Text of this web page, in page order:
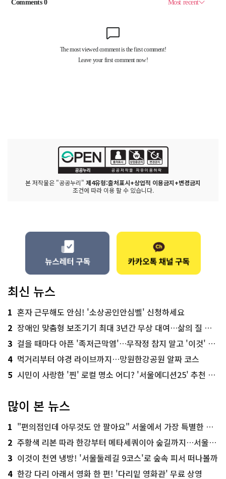
본 저작물은 "공공누리" 제4유형:출처표시+상업적 이용금지+변경금지
조건에 따라 이용 할 수 있습니다.
최신 뉴스
1 혼자 근무해도 안심! '소상공인안심벨' 신청하세요
2 장애인 맞춤형 보조기기 최대 3년간 무상 대여…삶의 질 높인다
3 걸을 때마다 아픈 '족저근막염'…무작정 참지 말고 '이것' 해보세요!
4 먹거리부터 야경 라이브까지…망원한강공원 알짜 코스
5 시민이 사랑한 '찐' 로컬 명소 어디? '서울에디션25' 추천 코스
많이 본 뉴스
1 "편의점인데 아무것도 안 팔아요" 서울에서 가장 특별한 편의점의 정체
2 주황색 리본 따라 한강부터 메타세쿼이아 숲길까지…서울둘레길 15코스
3 이것이 천연 냉방! '서울둘레길 9코스'로 숲속 피서 떠나볼까
4 한강 다리 아래서 영화 한 편! '다리밑 영화관' 무료 상영